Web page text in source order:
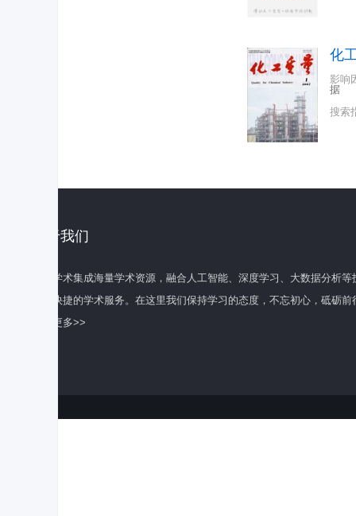
化
影响
据
搜索
关于我们
百度学术集成海量学术资源，融合人工智能、深度学习、大数据分析
全面快捷的学术服务。在这里我们保持学习的态度，不忘初心，砥砺前
了解更多>>